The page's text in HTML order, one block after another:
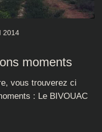
2014
moments
vous trouverez ci
: Le BIVOUAC